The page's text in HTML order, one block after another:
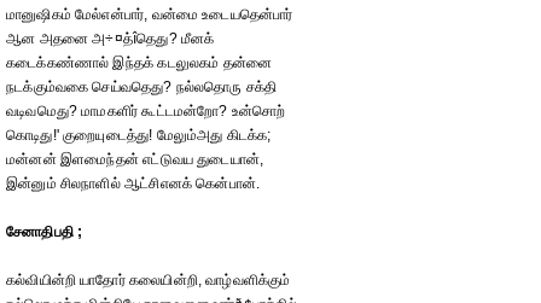
மானுஷிகம் மேல்என்பார், வன்மை உடையதென்பார்
ஆன அதனை அ÷¤த்îதெது? மீனக்
கடைக்கண்ணால் இந்தக் கடலுலகம் தன்னை
நடக்கும்வகை செய்வதெது? நல்லதொரு சக்தி
வடிவமெது? மாமகளிர் கூட்டமன்றோ? உன்சொற்
கொடிது!' குறையுடைத்து! மேலும்அது கிடக்க;
மன்னன் இளமைந்தன் எட்டுவய துடையான்,
இன்னும் சிலநாளில் ஆட்சிஎனக் கென்பான்.
சேனாதிபதி ;
கல்வியின்றி யாதோர் கலையின்றி, வாழ்வளிக்கும்